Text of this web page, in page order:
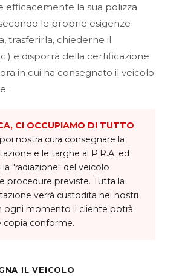
efficacemente la sua polizza
le proprie esigenze
trasferirla, chiederne il
e disporrà della certificazione
in cui ha consegnato il veicolo
CI OCCUPIAMO DI TUTTO
nostra cura consegnare la
e le targhe al P.R.A. ed
"radiazione" del veicolo
procedure previste. Tutta la
verrà custodita nei nostri
ogni momento il cliente potrà
copia conforme.
IL VEICOLO